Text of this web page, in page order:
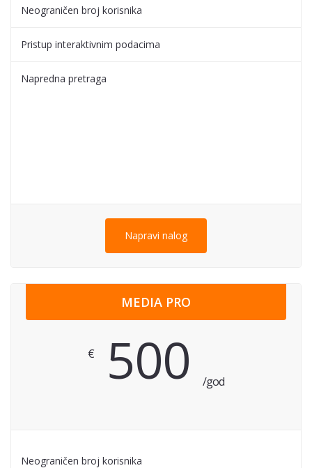
Neograničen broj korisnika
Pristup interaktivnim podacima
Napredna pretraga
Napravi nalog
MEDIA PRO
€ 500 /god
Neograničen broj korisnika